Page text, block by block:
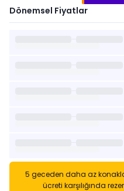
Dönemsel Fiyatlar
5 geceden daha az
ücreti karşılığında